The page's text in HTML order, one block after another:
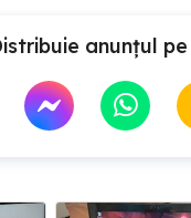
anunțul pe